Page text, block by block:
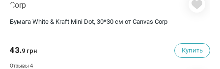
Бумага White & Kraft Mini Dot, 30*30 см от Canvas Corp
43.9 грн Купить
Отзывы 4